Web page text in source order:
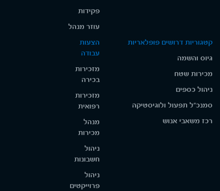
פקידות
עוזר מנהל
קטגוריות דרושים פופלאריות
גיוס והשמה
מכירות שטח
ניהול כספים
סמנכ"ל תפעול ולוגיסטיקה
רכז משאבי אנוש
הצעות
עבודה
מזכירות
בכירה
מזכירות
רפואית
מנהל
מכירות
ניהול
חשבונות
ניהול
פרוייקטים